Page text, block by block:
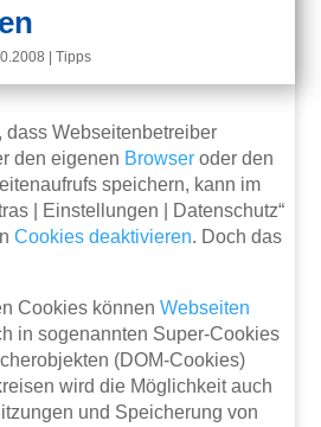
|Tipps
dass Webseitenbetreiber
den eigenen Browser oder den
speichern, kann im
| Einstellungen | Datenschutz“
Cookies deaktivieren. Doch das
Cookies könnenWebseiten
in sogenannten Super-Cookies
(DOM-Cookies)
wird die Möglichkeit auch
und Speicherung von